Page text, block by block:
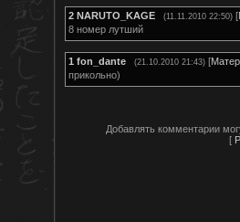
2 NARUTO_KAGE (11.11.2010 22:50) [
8 номер лутший
1 fon_dante (21.10.2010 21:43) [
прикольно)
Добавлять комментарии
[